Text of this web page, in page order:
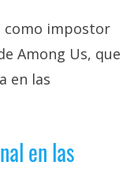
impostor
Among Us, que
en las
en las